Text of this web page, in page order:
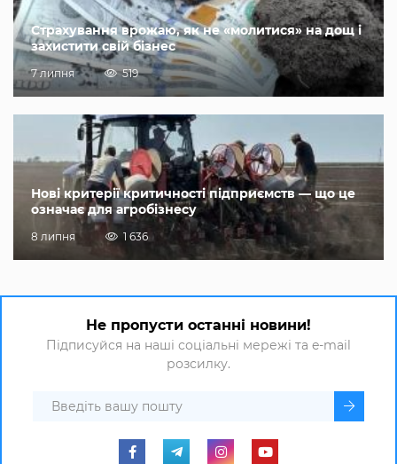
Страхування врожаю, як не «молитися» на дощ і
захистити свій бізнес
7 липня 519
Нові критерії критичності підприємств — що це
означає для агробізнесу
8 липня 1 636
Не пропусти останні новини!
Підписуйся на наші соціальні мережі та e-mail
розсилку.